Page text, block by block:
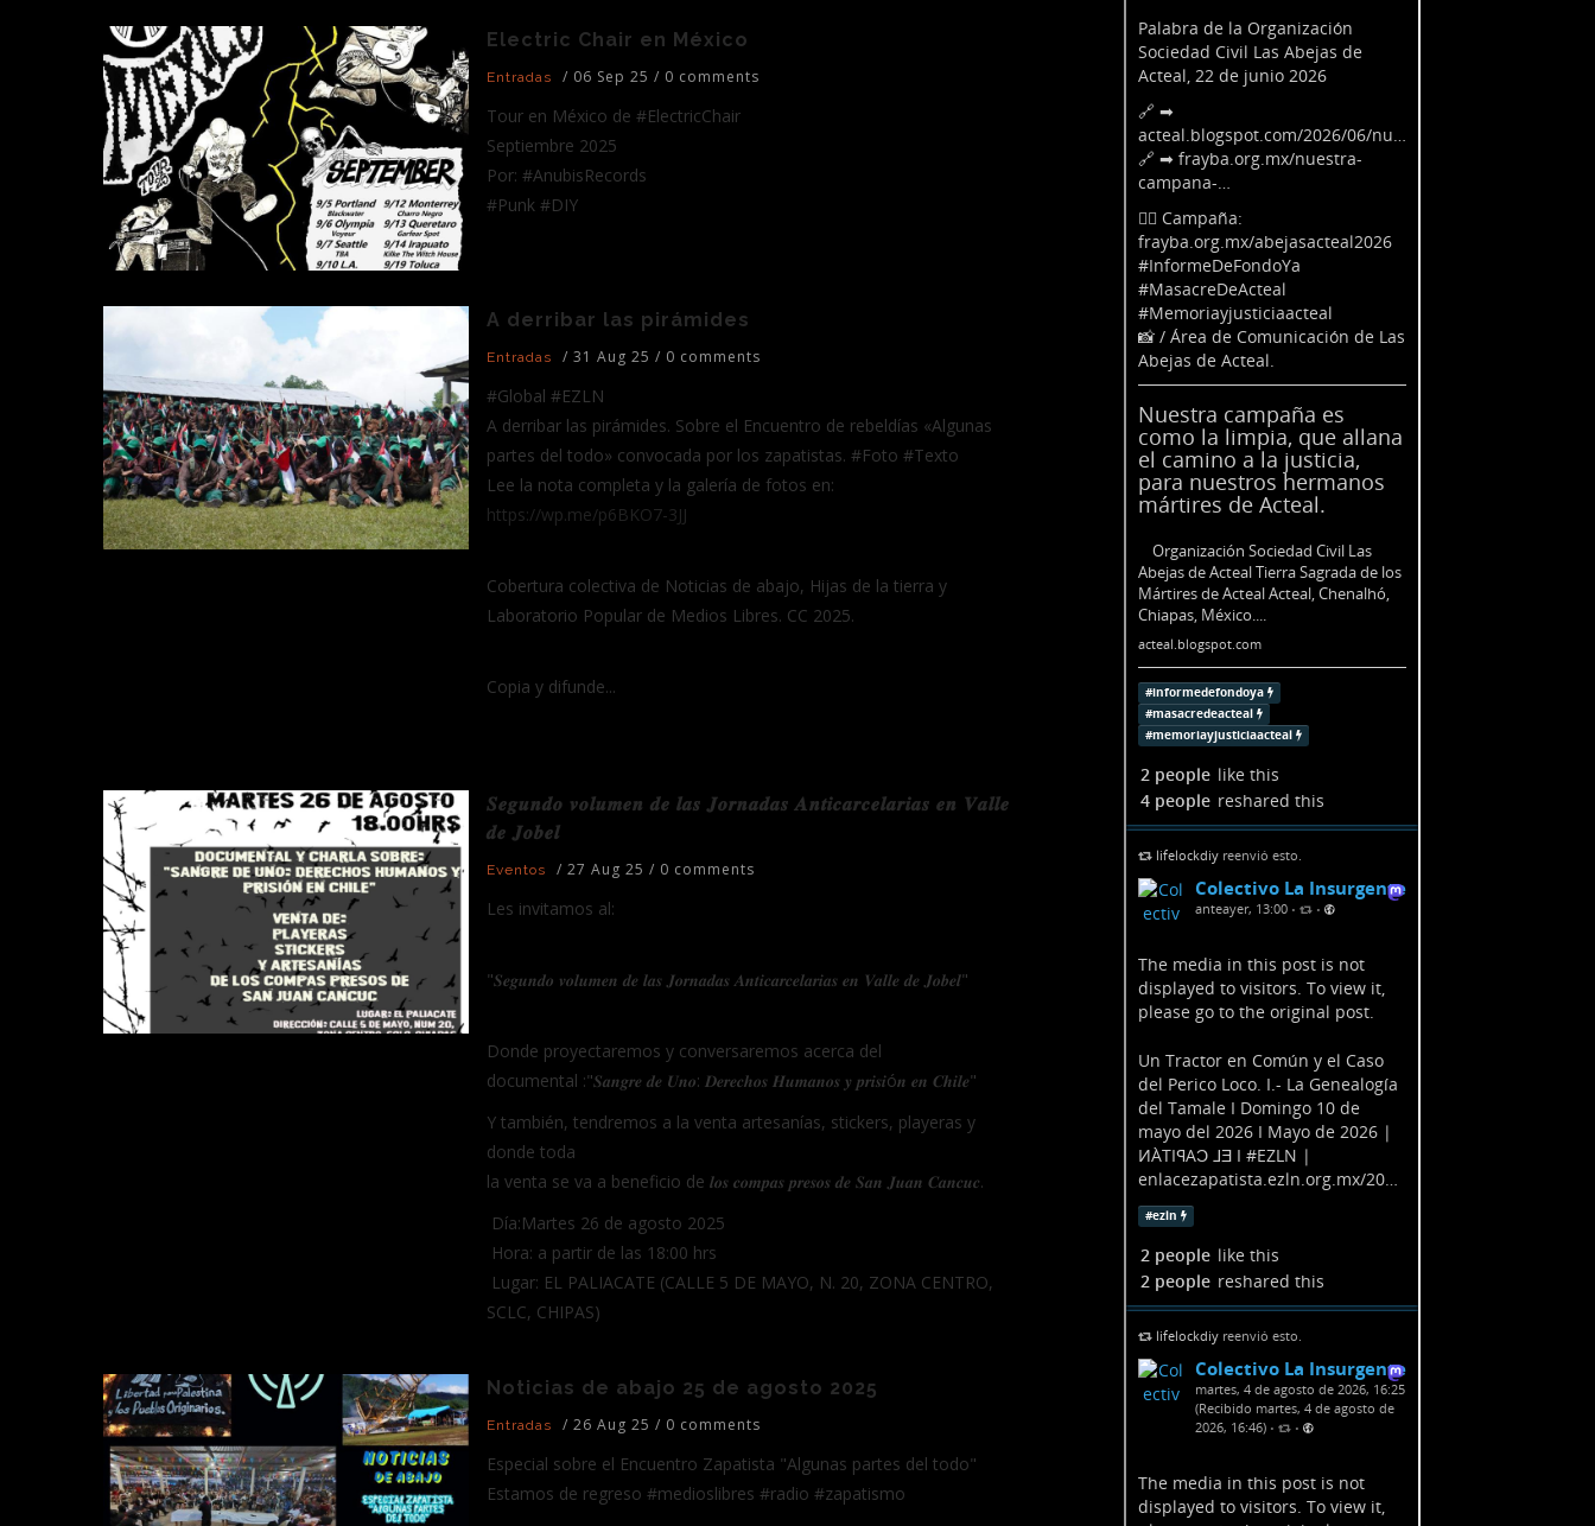
Electric Chair en México
Entradas / 06 Sep 25 / 0 comments
Tour en México de #ElectricChair
Septiembre 2025
Por: #AnubisRecords
#Punk #DIY
A derribar las pirámides
Entradas / 31 Aug 25 / 0 comments
#Global #EZLN
A derribar las pirámides. Sobre el Encuentro de rebeldías «Algunas
partes del todo» convocada por los zapatistas. #Foto #Texto
Lee la nota completa y la galería de fotos en:
https://wp.me/p6BKO7-3JJ
Cobertura colectiva de Noticias de abajo, Hijas de la tierra y
Laboratorio Popular de Medios Libres. CC 2025.
Copia y difunde...
𝑺𝒆𝒈𝒖𝒏𝒅𝒐 𝒗𝒐𝒍𝒖𝒎𝒆𝒏 𝒅𝒆 𝒍𝒂𝒔 𝑱𝒐𝒓𝒏𝒂𝒅𝒂𝒔 𝑨𝒏𝒕𝒊𝒄𝒂𝒓𝒄𝒆𝒍𝒂𝒓𝒊𝒂𝒔 𝒆𝒏 𝑽𝒂𝒍𝒍𝒆
𝒅𝒆 𝑱𝒐𝒃𝒆𝒍
Eventos / 27 Aug 25 / 0 comments
Les invitamos al:
"𝑺𝒆𝒈𝒖𝒏𝒅𝒐 𝒗𝒐𝒍𝒖𝒎𝒆𝒏 𝒅𝒆 𝒍𝒂𝒔 𝑱𝒐𝒓𝒏𝒂𝒅𝒂𝒔 𝑨𝒏𝒕𝒊𝒄𝒂𝒓𝒄𝒆𝒍𝒂𝒓𝒊𝒂𝒔 𝒆𝒏 𝑽𝒂𝒍𝒍𝒆 𝒅𝒆 𝑱𝒐𝒃𝒆𝒍"
Donde proyectaremos y conversaremos acerca del
documental :"𝑺𝒂𝒏𝒈𝒓𝒆 𝒅𝒆 𝑼𝒏𝒐: 𝑫𝒆𝒓𝒆𝒄𝒉𝒐𝒔 𝑯𝒖𝒎𝒂𝒏𝒐𝒔 𝒚 𝒑𝒓𝒊𝒔𝒊ó𝒏 𝒆𝒏 𝑪𝒉𝒊𝒍𝒆"
Y también, tendremos a la venta artesanías, stickers, playeras y
donde toda
la venta se va a beneficio de 𝒍𝒐𝒔 𝒄𝒐𝒎𝒑𝒂𝒔 𝒑𝒓𝒆𝒔𝒐𝒔 𝒅𝒆 𝑺𝒂𝒏 𝑱𝒖𝒂𝒏 𝑪𝒂𝒏𝒄𝒖𝒄.
Día:Martes 26 de agosto 2025
Hora: a partir de las 18:00 hrs
Lugar: EL PALIACATE (CALLE 5 DE MAYO, N. 20, ZONA CENTRO,
SCLC, CHIPAS)
Noticias de abajo 25 de agosto 2025
Entradas / 26 Aug 25 / 0 comments
Especial sobre el Encuentro Zapatista "Algunas partes del todo"
Estamos de regreso #medioslibres #radio #zapatismo